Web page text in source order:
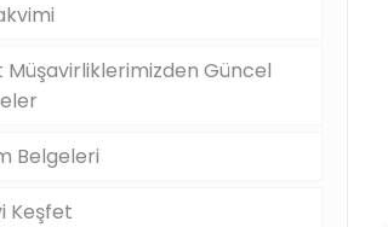
Müşavirliklerimizden Güncel
Belgeleri
Keşfet